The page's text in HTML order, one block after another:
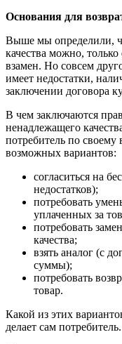
Основания для
Выше мы определили,
качества можно,
взамен. Но совсем
имеет недостатки,
заключении договора
В чем заключаются
ненадлежащего
потребитель по
возможных вариантов:
согласиться на
недостатков);
потребовать
уплаченных за
потребовать
качества;
взять аналог (с
суммы);
потребовать
товар.
Какой из этих
делает сам потребитель.